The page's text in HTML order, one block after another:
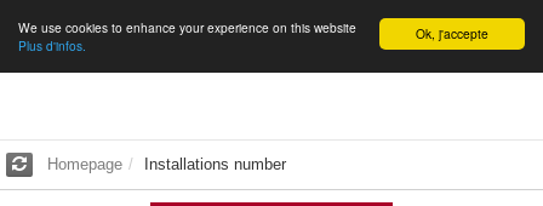
English Ok, j'accepte
We use cookies to enhance your experience on this website
Plus d'infos.
Homepage Installations number